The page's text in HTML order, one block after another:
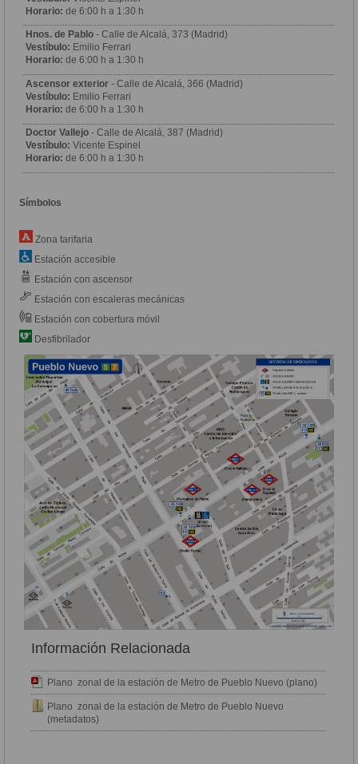
Horario: de 6:00 h a 1:30 h
Hnos. de Pablo - Calle de Alcalá, 373 (Madrid)
Vestíbulo: Emilio Ferrari
Horario: de 6:00 h a 1:30 h
Ascensor exterior - Calle de Alcalá, 366 (Madrid)
Vestíbulo: Emilio Ferrari
Horario: de 6:00 h a 1:30 h
Doctor Vallejo - Calle de Alcalá, 387 (Madrid)
Vestíbulo: Vicente Espinel
Horario: de 6:00 h a 1:30 h
Símbolos
Zona tarifaria
Estación accesible
Estación con ascensor
Estación con escaleras mecánicas
Estación con cobertura móvil
Desfibrilador
Información Relacionada
Plano zonal de la estación de Metro de Pueblo Nuevo (plano)
Plano zonal de la estación de Metro de Pueblo Nuevo
(metadatos)